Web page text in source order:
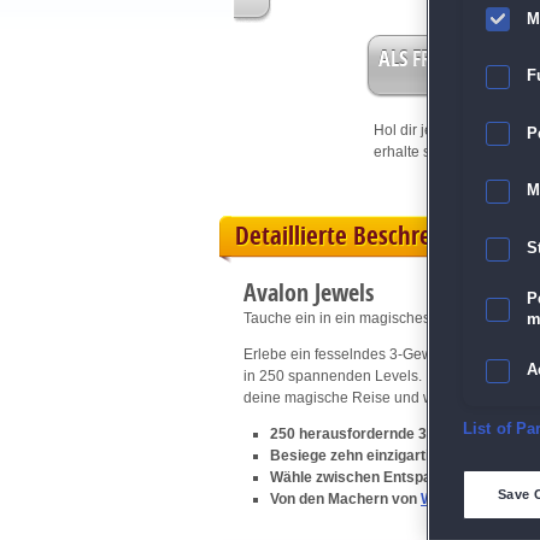
ALS FREISPIEL
Hol dir jetzt deine
erhalte sofort bis zu 15
Detaillierte Beschreibung
Avalon Jewels
Tauche ein in ein magisches Abenteuer
Erlebe ein fesselndes 3-Gewinnt-
in 250 spannenden Levels. Nutze mächtige
deine magische Reise und werde zum
250 herausfordernde 3-Gewinnt-Level
Besiege zehn einzigartige Monster auf
Wähle zwischen Entspannungs- oder
Von den Machern von Wildlife Match
List of
Save